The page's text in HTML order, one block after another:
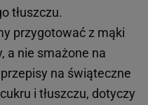
tłuszczu.
przygotować z mąki
a nie smażone na
na świąteczne
i tłuszczu, dotyczy